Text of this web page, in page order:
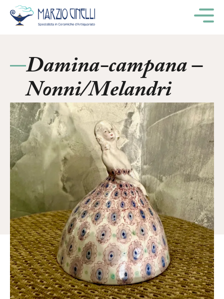
Damina-campana –
Nonni/Melandri